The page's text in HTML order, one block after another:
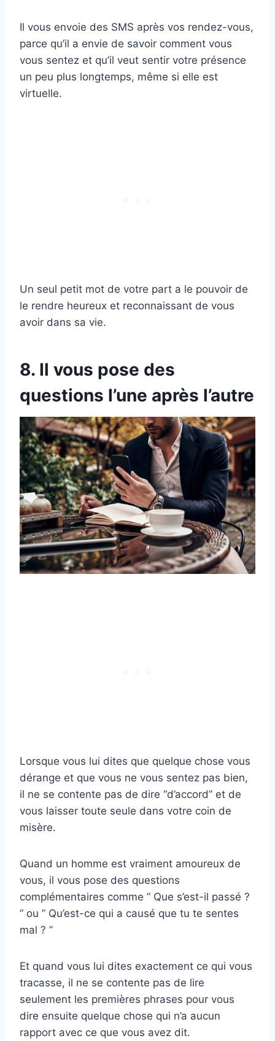
Il vous envoie des SMS après vos rendez-vous,
parce qu’il a envie de savoir comment vous
vous sentez et qu’il veut sentir votre présence
un peu plus longtemps, même si elle est
virtuelle.
Un seul petit mot de votre part a le pouvoir de
le rendre heureux et reconnaissant de vous
avoir dans sa vie.
8. Il vous pose des
questions l’une après l’autre
Lorsque vous lui dites que quelque chose vous
dérange et que vous ne vous sentez pas bien,
il ne se contente pas de dire “d’accord” et de
vous laisser toute seule dans votre coin de
misère.
Quand un homme est vraiment amoureux de
vous, il vous pose des questions
complémentaires comme ” Que s’est-il passé ?
” ou ” Qu’est-ce qui a causé que tu te sentes
mal ? ”
Et quand vous lui dites exactement ce qui vous
tracasse, il ne se contente pas de lire
seulement les premières phrases pour vous
dire ensuite quelque chose qui n’a aucun
rapport avec ce que vous avez dit.